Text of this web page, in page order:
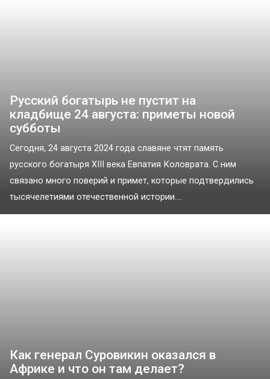
Русский богатырь не пустит на
кладбище 24 августа: приметы новой
субботы
Сегодня, 24 августа 2024 года славяне чтят память
русского богатыря XIII века Евпатия Коловрата. С ним
связано много поверий и примет, которые подтвердились
тысячелетиями отечественной истории....
Как генерал Суровикин оказался в
Африке и что он там делает?